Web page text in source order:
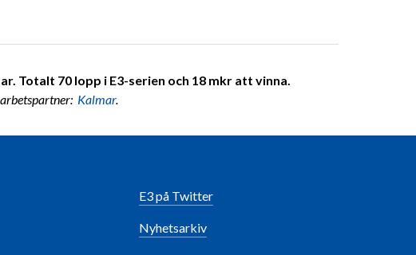
Totalt 70 lopp i E3-serien och 18 mkr att vinna.
Kalmar.
E3 på Twitter
Nyhetsarkiv